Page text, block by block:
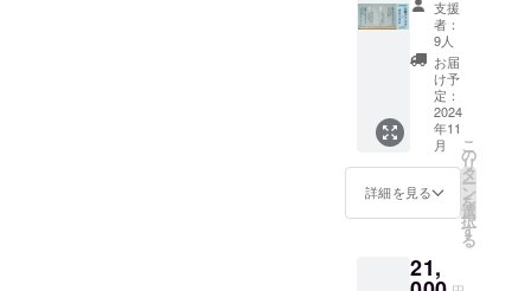
で販売
するの
は、今
回のク
ラファ
ンに限
りま
す。
／ソー
ダガラ
意事
項】 ・
個数
は、2種
類×1個
ずつ
の、計2
個で
す。 ・
額とな
意事
項】 ・
個数
は、1種
類×2個
です。
・送料
込みの
金額と
額が目
立区に
ある東
武スカ
イツ
リーラ
インの
駅（竹
ノ塚～
堀切）
をデザ
7.7×高
さ
チ」日
暮里・
舎人ラ
イナー
ver.あだ
ちの駅
×2個
■「沿線
グラス
🄬×ガチ
アダ
チ」東
イツ
リーラ
支援
者：
9人
お届
け予
定：
2024
年11
月
詳細を見る
こ
の
リ
タ
ー
ン
を
選
択
す
る
21,